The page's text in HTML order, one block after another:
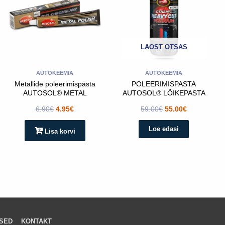
AUTOKEEMIA
Metallide poleerimispasta
AUTOSOL® METAL
MAAILMAS!- 75ml
6.90€ 4.95€
Lisa korvi
LAOST OTSAS
AUTOKEEMIA
POLEERIMISPASTA
AUTOSOL® LÕIKEPASTA
PREMIUM
59.00€ 55.00€
Loe edasi
KONTAKT